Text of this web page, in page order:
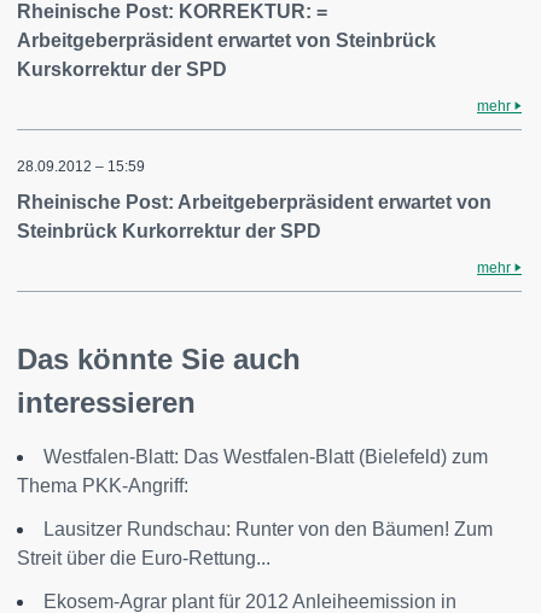
Rheinische Post: KORREKTUR: =
Arbeitgeberpräsident erwartet von Steinbrück
Kurskorrektur der SPD
mehr
28.09.2012 – 15:59
Rheinische Post: Arbeitgeberpräsident erwartet von
Steinbrück Kurkorrektur der SPD
mehr
Das könnte Sie auch
interessieren
Westfalen-Blatt: Das Westfalen-Blatt (Bielefeld) zum
Thema PKK-Angriff:
Lausitzer Rundschau: Runter von den Bäumen! Zum
Streit über die Euro-Rettung...
Ekosem-Agrar plant für 2012 Anleiheemission in